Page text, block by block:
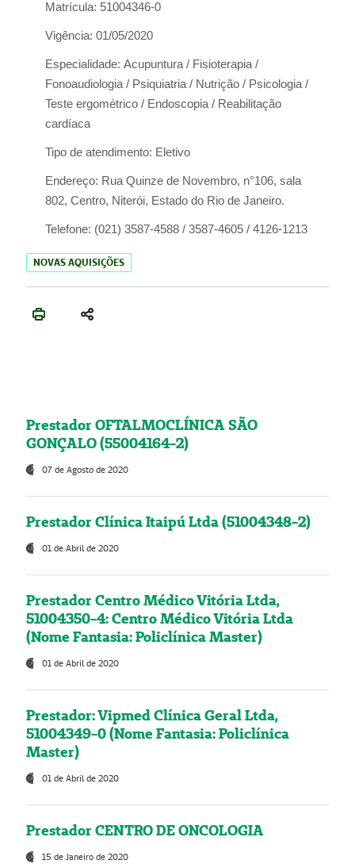
Matrícula: 51004346-0
Vigência: 01/05/2020
Especialidade: Acupuntura / Fisioterapia /
Fonoaudiologia / Psiquiatria / Nutrição / Psicologia /
Teste ergométrico / Endoscopia / Reabilitação
cardíaca
Tipo de atendimento: Eletivo
Endereço: Rua Quinze de Novembro, n°106, sala
802, Centro, Niterói, Estado do Rio de Janeiro.
Telefone: (021) 3587-4588 / 3587-4605 / 4126-1213
NOVAS AQUISIÇÕES
Prestador OFTALMOCLÍNICA SÃO
GONÇALO (55004164-2)
07 de Agosto de 2020
Prestador Clínica Itaipú Ltda (51004348-2)
01 de Abril de 2020
Prestador Centro Médico Vitória Ltda,
51004350-4: Centro Médico Vitória Ltda
(Nome Fantasia: Policlínica Master)
01 de Abril de 2020
Prestador: Vipmed Clínica Geral Ltda,
51004349-0 (Nome Fantasia: Policlínica
Master)
01 de Abril de 2020
Prestador CENTRO DE ONCOLOGIA
15 de Janeiro de 2020